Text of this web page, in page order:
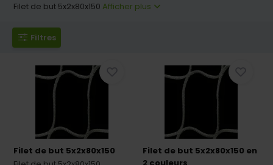
Filet de but 5x2x80x150 Afficher plus
Filtres
Filet de but 5x2x80x150
Filet de but 5x2x80x150 en